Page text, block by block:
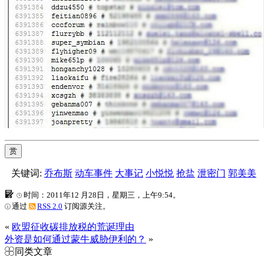
赏
关键词: 乔布斯 动车事件 大事记 小悦悦 抢盐 泄密门 郭美美
时间：2011年12 月28日，星期三，上午9:54。
通过
RSS 2.0 订阅源关注。
« 欧盟征收碳排放税的荒诞理由
外资是如何通过蒙牛威胁伊利的？ »
同类文章